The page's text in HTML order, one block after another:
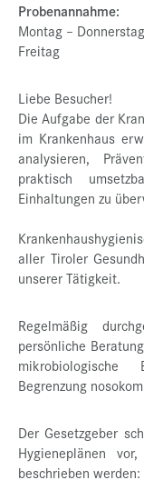
Jobs
Kontakt
Datenschutz
Service-Links
de |en
Probenannahme:
Montag –
Freitag
Liebe Besucher!
Die Aufgabe der
im Krankenhaus
analysieren,
praktisch
Einhaltungen zu
aller Tiroler
unserer Tätigkeit.
Regelmäßig
persönliche
Begrenzung
Der Gesetzgeber
Hygieneplänen
beschrieben werden: